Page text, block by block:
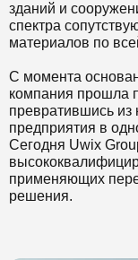
зданий и
спектра
материалов по
С момента
компания прошла
превратившись из
предприятия в
Сегодня Uwix
применяющих
решения.